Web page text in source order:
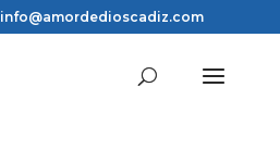
info@amordedioscadiz.com